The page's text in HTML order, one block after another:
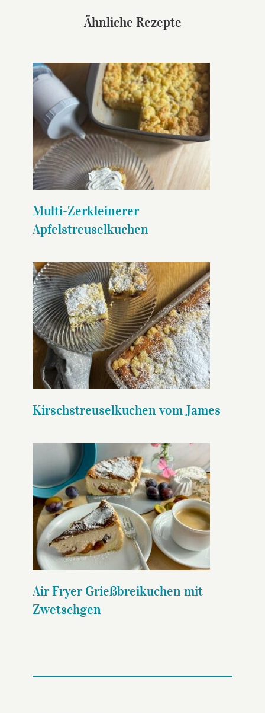
Ähnliche Rezepte
Multi-Zerkleinerer
Apfelstreuselkuchen
Multi-Zerkleinerer
Apfelstreuselkuchen
Kirschstreuselkuchen vom
James
Kirschstreuselkuchen vom James
Air Fryer Grießbreikuchen mit
Zwetschgen
Air Fryer Grießbreikuchen mit
Zwetschgen